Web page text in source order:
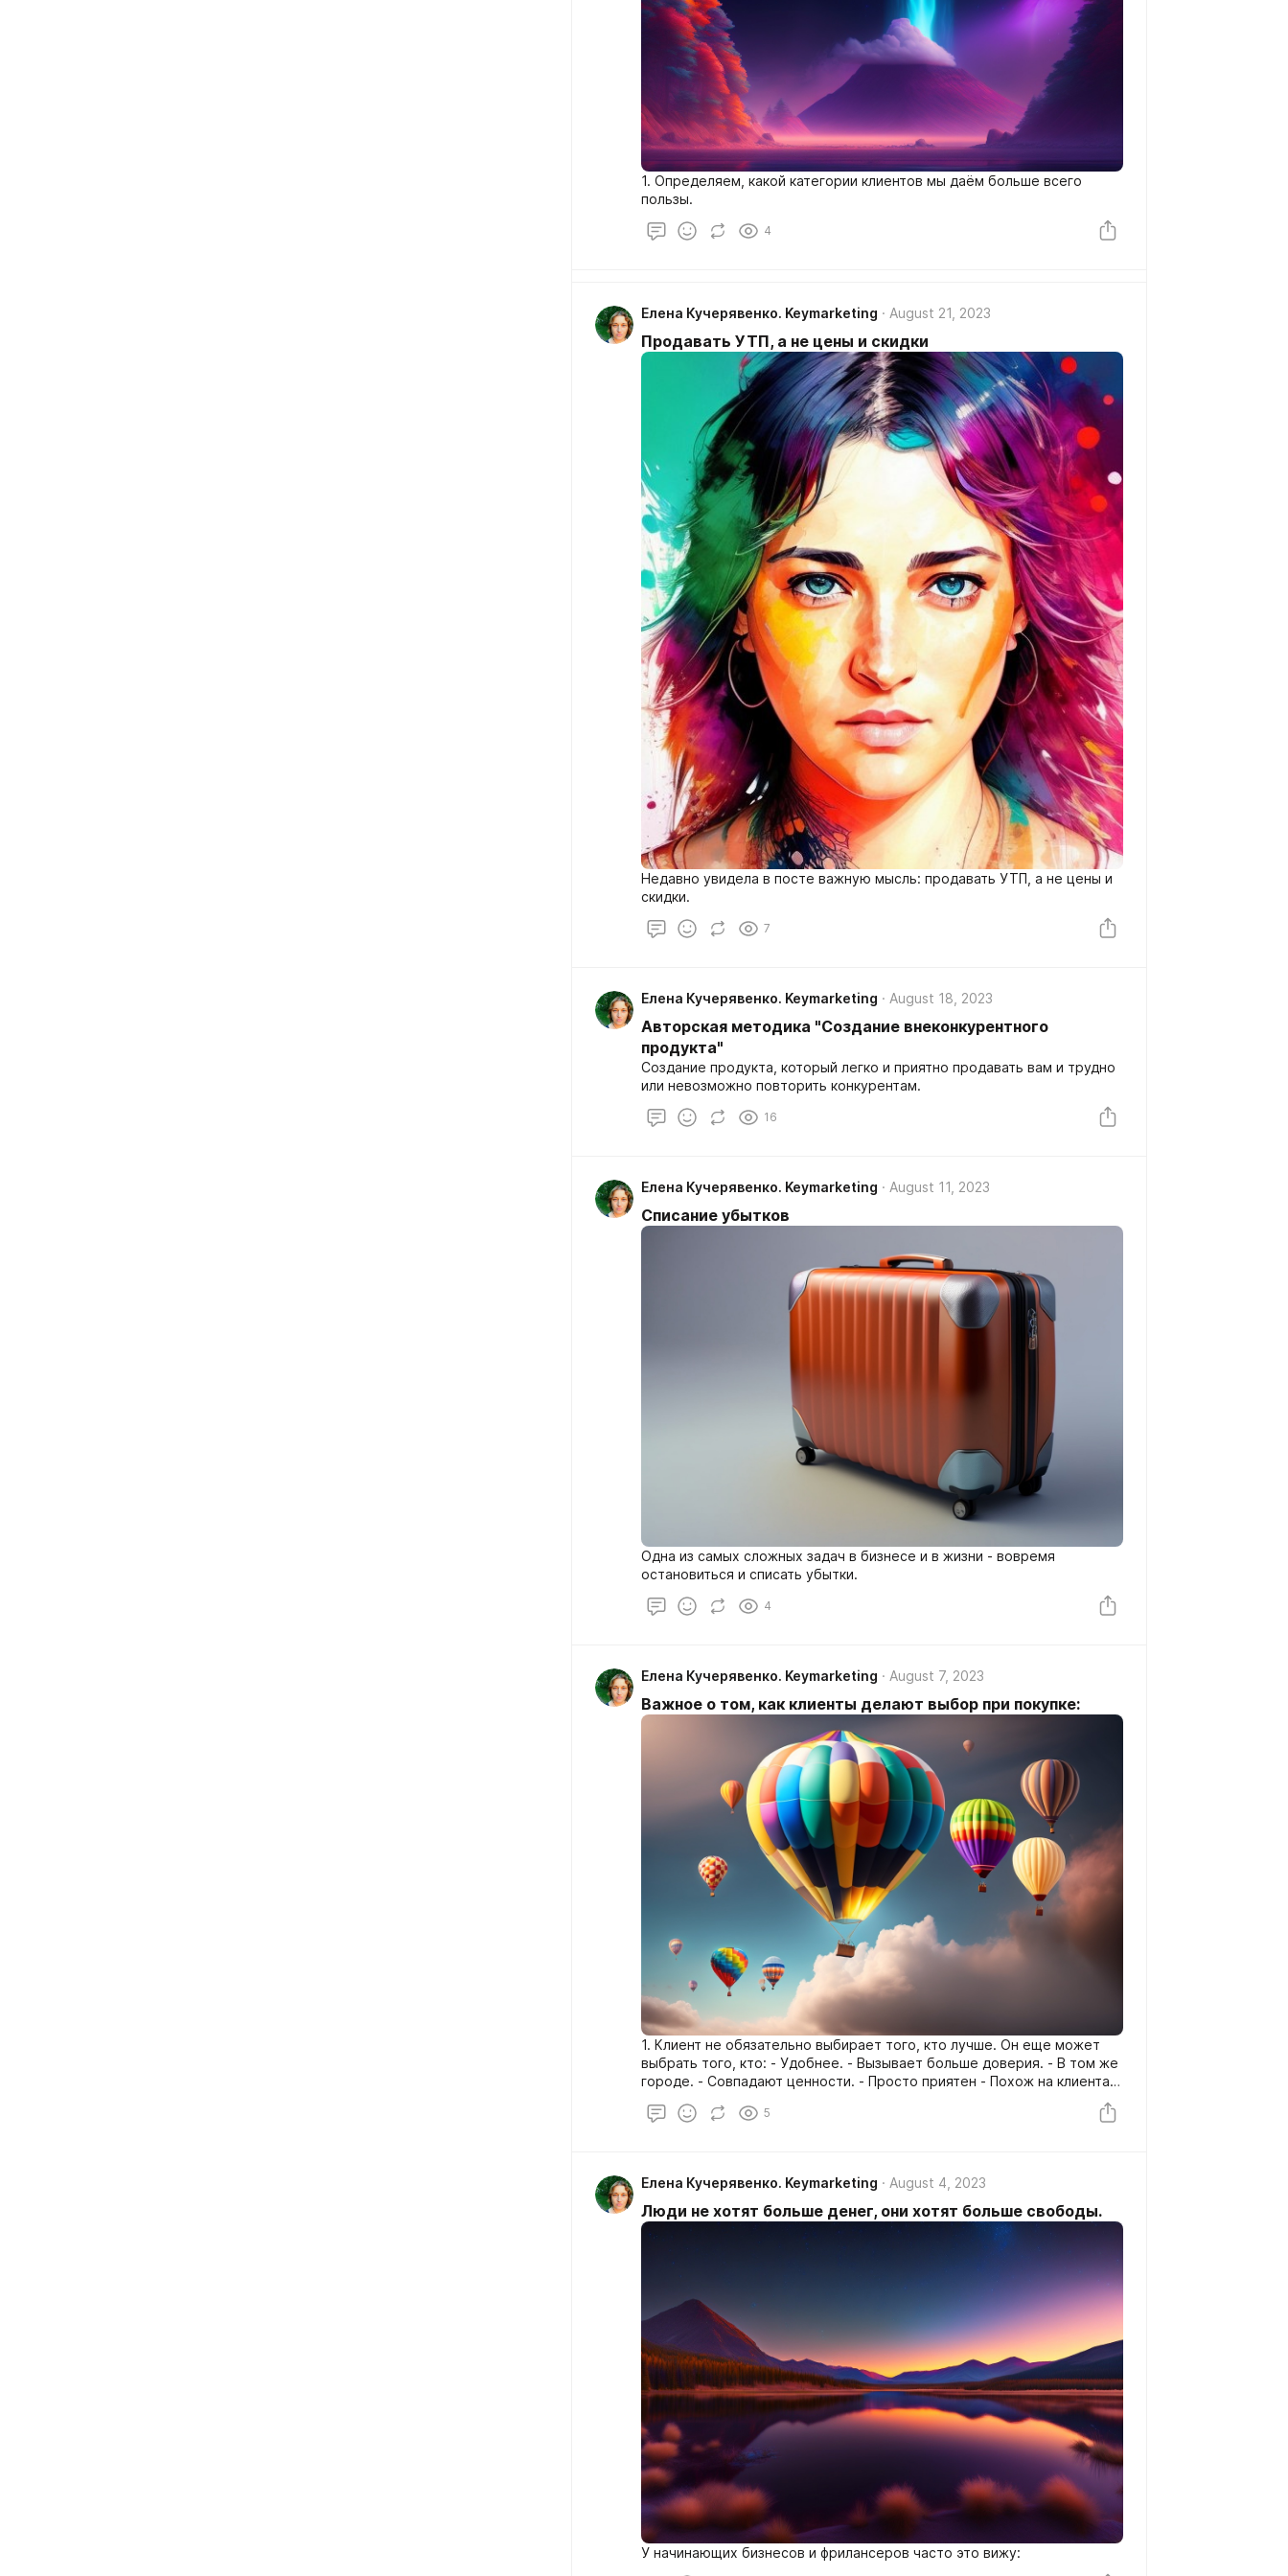
1. Определяем, какой категории клиентов мы даём больше всего
пользы.
4
Елена Кучерявенко. Keymarketing August 21, 2023
Продавать УТП, а не цены и скидки
Недавно увидела в посте важную мысль: продавать УТП, а не цены и
скидки.
7
Елена Кучерявенко. Keymarketing August 18, 2023
Авторская методика "Создание внеконкурентного
продукта"
Создание продукта, который легко и приятно продавать вам и трудно
или невозможно повторить конкурентам.
16
Елена Кучерявенко. Keymarketing August 11, 2023
Списание убытков
Одна из самых сложных задач в бизнесе и в жизни - вовремя
остановиться и списать убытки.
4
Елена Кучерявенко. Keymarketing August 7, 2023
Важное о том, как клиенты делают выбор при покупке:
1. Клиент не обязательно выбирает того, кто лучше. Он еще может
выбрать того, кто: - Удобнее. - Вызывает больше доверия. - В том же
городе. - Совпадают ценности. - Просто приятен - Похож на клиента
более удобном режиме. - Более удобные способы оплаты, доставки и
5
Елена Кучерявенко. Keymarketing August 4, 2023
Люди не хотят больше денег, они хотят больше свободы.
У начинающих бизнесов и фрилансеров часто это вижу: